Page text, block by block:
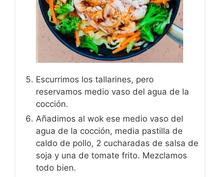
Escurrimos los tallarines, pero
reservamos medio vaso del agua de la
cocción.
Añadimos al wok ese medio vaso del
agua de la cocción, media pastilla de
caldo de pollo, 2 cucharadas de salsa de
soja y una de tomate frito. Mezclamos
todo bien.